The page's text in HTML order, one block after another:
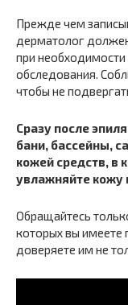
Прежде чем
дерматолог
при необходимости
обследования.
чтобы не
Сразу после
бани, бассейны,
кожей средств, в
увлажняйте
Обращайтесь
которых вы имеете
доверяете им не